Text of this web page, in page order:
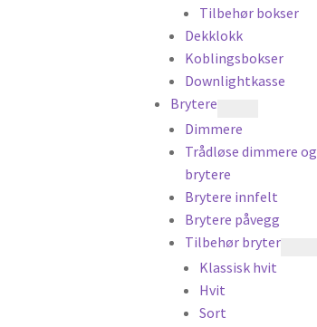
Tilbehør bokser
Dekklokk
Koblingsbokser
Downlightkasse
Brytere
Dimmere
Trådløse dimmere og
brytere
Brytere innfelt
Brytere påvegg
Tilbehør bryter
Klassisk hvit
Hvit
Sort